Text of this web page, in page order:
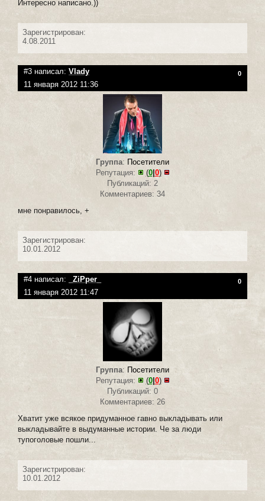
Интересно написано.))
Зарегистрирован:
4.08.2011
#3 написал: Vlady 0
11 января 2012 11:36
Группа: Посетители
Репутация:
(0| 0)
Публикаций: 2
Комментариев: 34
мне понравилось, +
Зарегистрирован:
10.01.2012
#4 написал: _ZiPper_ 0
11 января 2012 11:47
Группа: Посетители
Репутация:
(0| 0)
Публикаций: 0
Комментариев: 26
Хватит уже всякое придуманное гавно выкладывать или
выкладывайте в выдуманные истории. Че за люди
тупоголовые пошли...
Зарегистрирован:
10.01.2012